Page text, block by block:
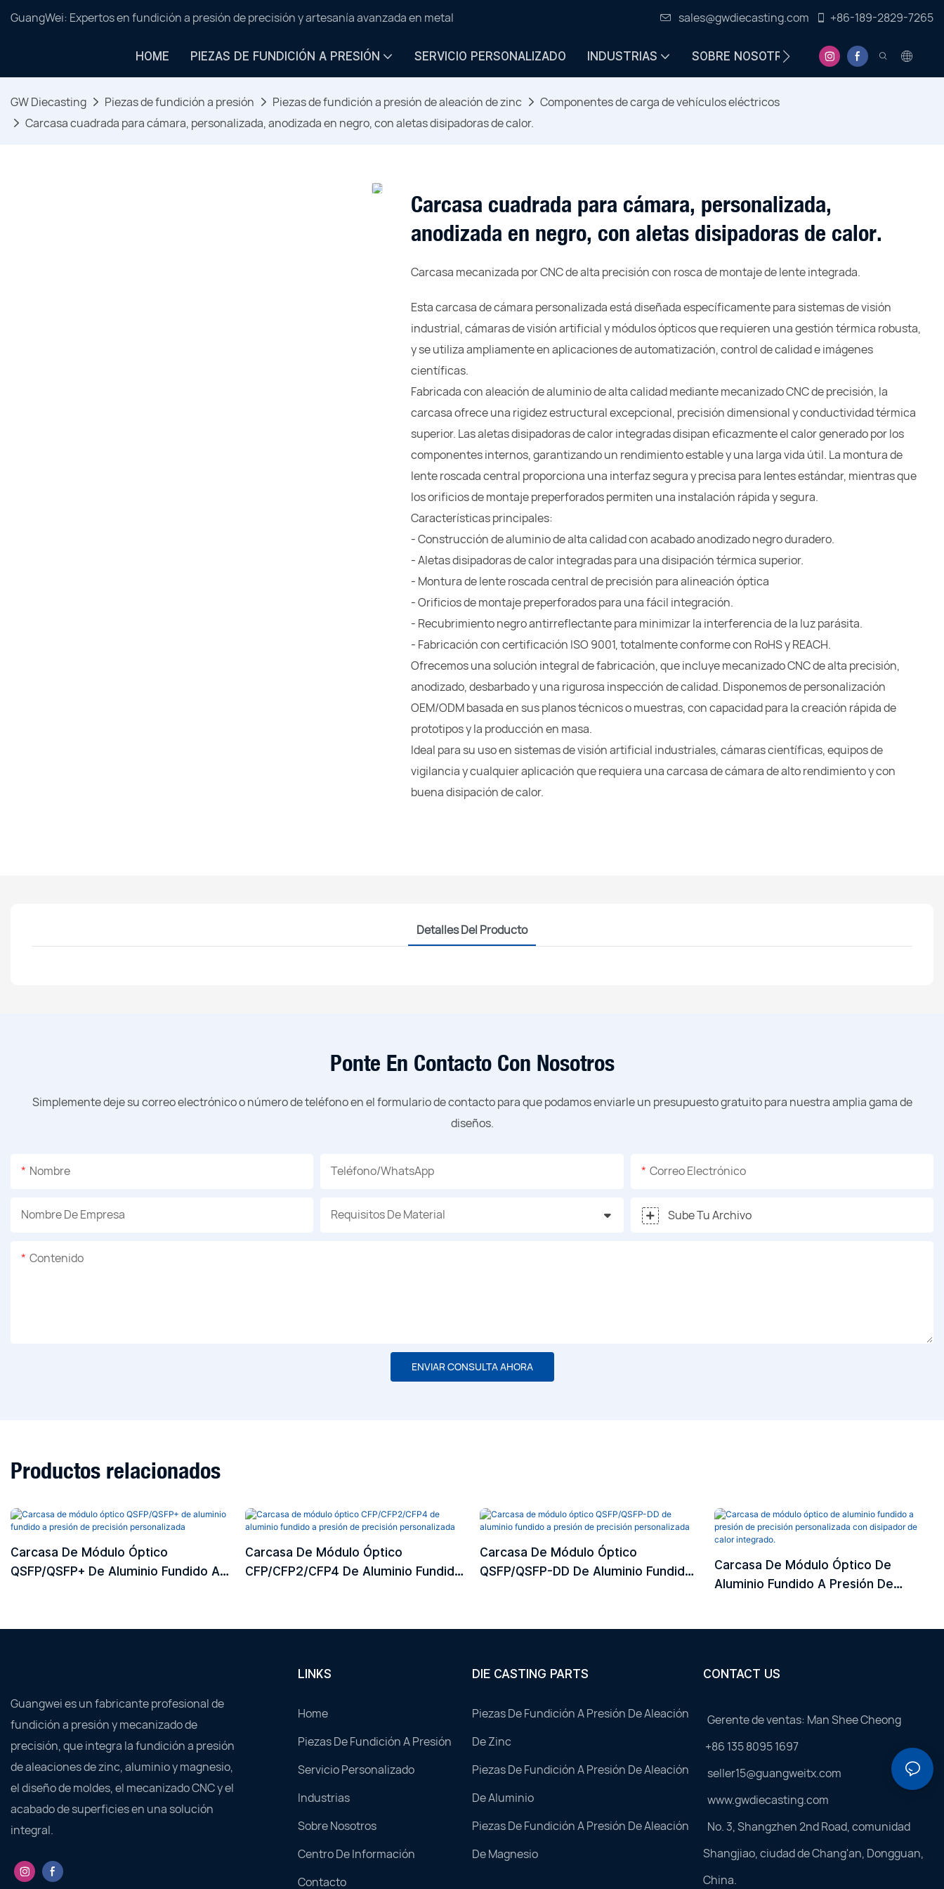
GuangWei: Expertos en fundición a presión de precisión y artesanía avanzada en metal sales@gwdiecasting.com +86-189-2829-7265
HOME PIEZAS DE FUNDICIÓN A PRESIÓN SERVICIO PERSONALIZADO INDUSTRIAS SOBRE NOSOTROS CENTRO DE
GW Diecasting Piezas de fundición a presión Piezas de fundición a presión de aleación de zinc
Componentes de carga de vehículos eléctricos
Carcasa cuadrada para cámara, personalizada, anodizada en negro, con aletas disipadoras de calor.
Carcasa cuadrada para cámara, personalizada,
anodizada en negro, con aletas disipadoras de calor.
Carcasa mecanizada por CNC de alta precisión con rosca de montaje de lente integrada.
Esta carcasa de cámara personalizada está diseñada específicamente para sistemas de visión
industrial, cámaras de visión artificial y módulos ópticos que requieren una gestión térmica robusta,
y se utiliza ampliamente en aplicaciones de automatización, control de calidad e imágenes
científicas.
Fabricada con aleación de aluminio de alta calidad mediante mecanizado CNC de precisión, la
carcasa ofrece una rigidez estructural excepcional, precisión dimensional y conductividad térmica
superior. Las aletas disipadoras de calor integradas disipan eficazmente el calor generado por los
componentes internos, garantizando un rendimiento estable y una larga vida útil. La montura de
lente roscada central proporciona una interfaz segura y precisa para lentes estándar, mientras que
los orificios de montaje preperforados permiten una instalación rápida y segura.
Características principales:
- Construcción de aluminio de alta calidad con acabado anodizado negro duradero.
- Aletas disipadoras de calor integradas para una disipación térmica superior.
- Montura de lente roscada central de precisión para alineación óptica
- Orificios de montaje preperforados para una fácil integración.
- Recubrimiento negro antirreflectante para minimizar la interferencia de la luz parásita.
- Fabricación con certificación ISO 9001, totalmente conforme con RoHS y REACH.
Ofrecemos una solución integral de fabricación, que incluye mecanizado CNC de alta precisión,
anodizado, desbarbado y una rigurosa inspección de calidad. Disponemos de personalización
OEM/ODM basada en sus planos técnicos o muestras, con capacidad para la creación rápida de
prototipos y la producción en masa.
Ideal para su uso en sistemas de visión artificial industriales, cámaras científicas, equipos de
vigilancia y cualquier aplicación que requiera una carcasa de cámara de alto rendimiento y con
buena disipación de calor.
Detalles Del Producto
Ponte En Contacto Con Nosotros
Simplemente deje su correo electrónico o número de teléfono en el formulario de contacto para que podamos enviarle un presupuesto gratuito para nuestra amplia gama de
diseños.
Nombre Teléfono/WhatsApp Correo Electrónico
Nombre De Empresa Requisitos De Material Sube Tu Archivo
Contenido
ENVIAR CONSULTA AHORA
Productos relacionados
Carcasa De Módulo Óptico
QSFP/QSFP+ De Aluminio Fundido A
Carcasa De Módulo Óptico
CFP/CFP2/CFP4 De Aluminio Fundido
Carcasa De Módulo Óptico
QSFP/QSFP-DD De Aluminio Fundido
Carcasa De Módulo Óptico De
Aluminio Fundido A Presión De
Guangwei es un fabricante profesional de
fundición a presión y mecanizado de
precisión, que integra la fundición a presión
de aleaciones de zinc, aluminio y magnesio,
el diseño de moldes, el mecanizado CNC y el
acabado de superficies en una solución
integral.
LINKS
Home
Piezas De Fundición A Presión
Servicio Personalizado
Industrias
Sobre Nosotros
Centro De Información
Contacto
DIE CASTING PARTS
Piezas De Fundición A Presión De Aleación
De Zinc
Piezas De Fundición A Presión De Aleación
De Aluminio
Piezas De Fundición A Presión De Aleación
De Magnesio
CONTACT US
Gerente de ventas: Man Shee Cheong
+86 135 8095 1697
seller15@guangweitx.com
www.gwdiecasting.com
No. 3, Shangzhen 2nd Road, comunidad
Shangjiao, ciudad de Chang'an, Dongguan,
China.